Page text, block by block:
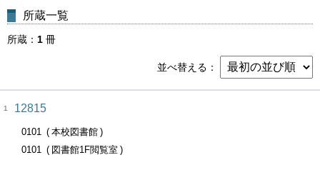
所蔵一覧
所蔵 1 冊
並べ替える
1 12815
0101
本校図書館
0101
図書館1F閲覧室